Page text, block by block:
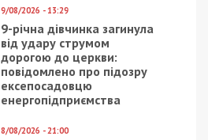
9/08/2026 - 13:29
9-річна дівчинка загинула
від удару струмом
дорогою до церкви:
повідомлено про підозру
ексепосадовцю
енергопідприємства
8/08/2026 - 21:00